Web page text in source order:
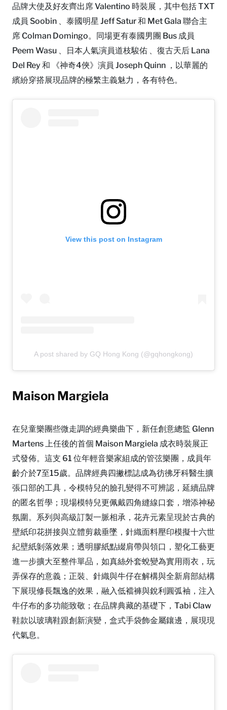
品牌大使及好友齊出席 Valentino 時裝展，其中包括 TXT
成員 Soobin 、泰國明星 Jeff Satur 和 Met Gala 聯合主
席 Colman Domingo。同場更有泰國男團 Bus 成員
Peem Wasu 、日本人氣演員道枝駿佑 、復古天后 Lana
Del Rey 和 《神奇4俠》演員 Joseph Quinn ，以華麗的
繽紛穿搭展現品牌的極繁主義魅力，各有特色。
View this post on Instagram
A post shared by GQ Hong Kong (@gqhongkong)
Maison Margiela
在兒童樂團些微走調的經典樂曲下，新任創意總監 Glenn
Martens 上任後的首個 Maison Margiela 成衣時裝展正
式發佈。這支 61 位年輕音樂家組成的管弦樂團，成員年
齡介於7至15歲。品牌經典四撇標誌成為彷彿牙科醫生擴
張口部的工具，令模特兒的臉孔變得不可辨認，延續品牌
的匿名哲學；現場模特兒更佩戴四角縫線口套，增添神秘
氛圍。系列與高級訂製一脈相承，花卉元素呈現於古典的
壁紙印花拼接與立體剪裁垂墜，針織面料壓印模擬十六世
紀壁紙剝落效果；透明膠紙點綴肩帶與領口，塑化工藝更
進一步擴大至整件單品，如真絲外套蛻變為實用雨衣，玩
弄保存的意義；正裝、針織與牛仔在解構與全新肩部結構
下展現修長飄逸的效果，融入低襠褲與銳利圓弧袖，注入
牛仔布的多功能致敬；在品牌典藏的基礎下，Tabi Claw
鞋款以玻璃鞋跟創新演變，盒式手袋飾金屬鑲邊，展現現
代氣息。